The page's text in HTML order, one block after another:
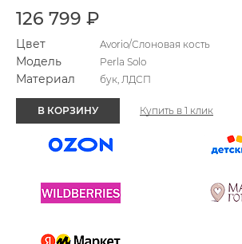
126 799 ₽
Цвет Avorio/Слоновая кость
Модель Perla Solo
Материал бук, ЛДСП
В КОРЗИНУ Купить в 1 клик